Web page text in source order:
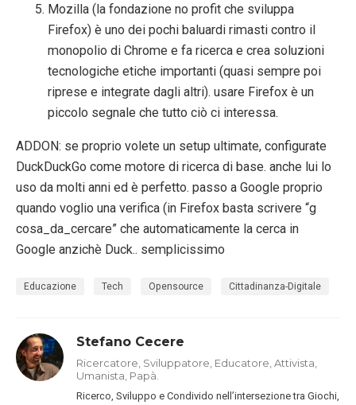
Mozilla (la fondazione no profit che sviluppa
Firefox) è uno dei pochi baluardi rimasti contro il
monopolio di Chrome e fa ricerca e crea soluzioni
tecnologiche etiche importanti (quasi sempre poi
riprese e integrate dagli altri). usare Firefox è un
piccolo segnale che tutto ciò ci interessa.
ADDON: se proprio volete un setup ultimate, configurate
DuckDuckGo come motore di ricerca di base. anche lui lo
uso da molti anni ed è perfetto. passo a Google proprio
quando voglio una verifica (in Firefox basta scrivere “g
cosa_da_cercare” che automaticamente la cerca in
Google anzichè Duck.. semplicissimo
Educazione Tech Opensource Cittadinanza-Digitale
Stefano Cecere
Ricercatore, Sviluppatore, Educatore, Attivista,
Umanista, Papà.
Ricerco, Sviluppo e Condivido nell’intersezione tra Giochi,